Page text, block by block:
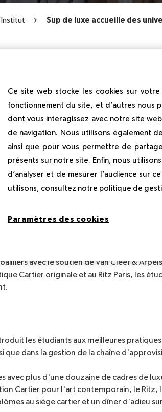
Sup de luxe accueille des
mondiales pour des voyages
un groupe d'étudiants mba de
vip de l'entreprise de luxe derrière les
au concept de luxe au Château de
des ateliers au Fragonard et dans des
avec le soutien de Van Cleef &
Cartier originale et au Ritz Paris, les
les étudiants aux meilleures
que dans la gestion de la chaîne
avec plus d'une douzaine de cadres de
Cartier pour l'art contemporain, le Ritz,
au siège cartier et un dîner d'adieu
Ce site web stocke les cookies sur
fonctionnement du site, et d’autres nous
dont vous interagissez avec notre site
de navigation. Nous utilisons également
ainsi que pour vous permettre de
présents sur notre site. Enfin, nous
d’analyser et de mesurer l’audience sur
utilisons, consultez notre politique de
Paramètres des cookies